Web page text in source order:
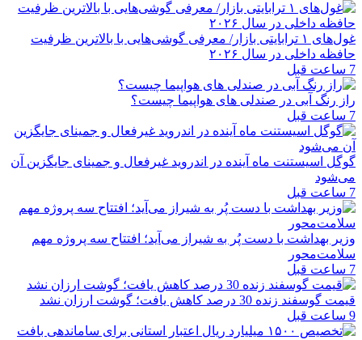
غول‌های ۱ ترابایتی بازار/ معرفی گوشی‌هایی با بالاترین ظرفیت
حافظه داخلی در سال ۲۰۲۶
7 ساعت قبل
راز رنگ آبی در صندلی های هواپیما چیست؟
7 ساعت قبل
گوگل اسیستنت ماه آینده در اندروید غیرفعال و جمینای جایگزین آن
می‌شود
7 ساعت قبل
وزیر بهداشت با دست پُر به شیراز می‌آید؛ افتتاح سه پروژه مهم
سلامت‌محور
7 ساعت قبل
قیمت گوسفند زنده 30 درصد کاهش یافت؛ گوشت ارزان نشد
9 ساعت قبل